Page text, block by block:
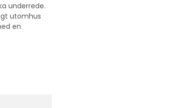
underrede.
utomhus
en